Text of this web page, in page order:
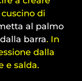
di
al palmo
barra. In
dalla
e salda.